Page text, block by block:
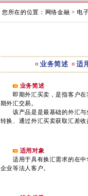
您所在的位置： 网络金融 >电
业务简述 适
业务简述
即期外汇买卖，是指客户在
期外汇交易。
该产品是是最基础的外汇与
转换、通过外汇买卖获取汇差
适用对象
适用于具有换汇需求的在中
企业等法人客户。